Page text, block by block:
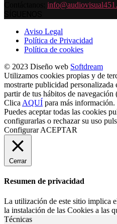
Aviso Legal
Política de Privacidad
Política de cookies
© 2023 Diseño web Softdream
Utilizamos cookies propias y de
mostrarte publicidad personalizada
partir de tus hábitos de
Clica AQUÍ para más información.
Puedes aceptar todas las cookies
configurarlas o rechazar su uso
Configurar ACEPTAR
Cerrar
Resumen de privacidad
La utilización de este sitio implica
la instalación de las Cookies a las
Técnicas